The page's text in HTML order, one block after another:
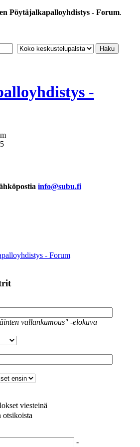
Pöytäjalkapalloyhdistys - Forum.
-
info@subu.fi
- Forum
vallankumous" -elokuva
viesteinä
otsikoista
-